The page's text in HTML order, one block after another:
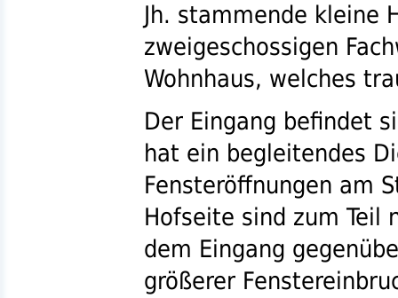
Jh. stammende kleine
zweigeschossigen
Wohnhaus, welches
Der Eingang befindet
hat ein begleitendes
Fensteröffnungen am
Hofseite sind zum Teil
dem Eingang
größerer